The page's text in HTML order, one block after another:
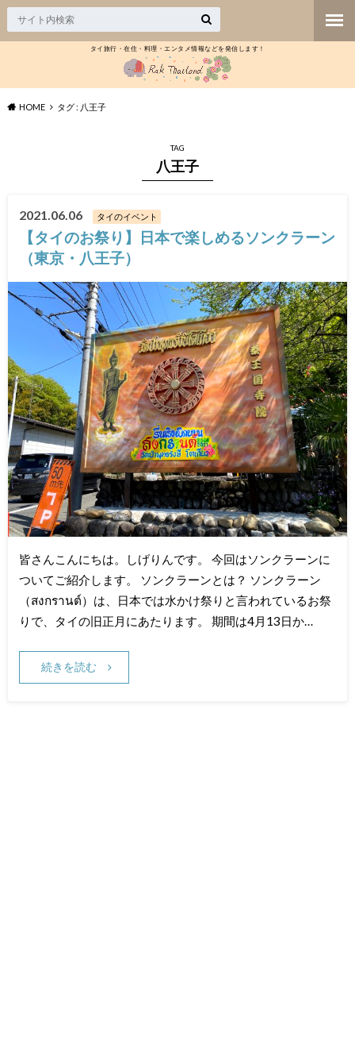
タイ旅行・在住・料理・エンタメ情報などを発信します！
HOME タグ : 八王子
TAG
八王子
2021.06.06 タイのイベント
【タイのお祭り】日本で楽しめるソンクラーン
（東京・八王子）
皆さんこんにちは。しげりんです。 今回はソンクラーンに
ついてご紹介します。 ソンクラーンとは？ ソンクラーン
（สงกรานต์）は、日本では水かけ祭りと言われているお祭
りで、タイの旧正月にあたります。 期間は4月13日か…
続きを読む